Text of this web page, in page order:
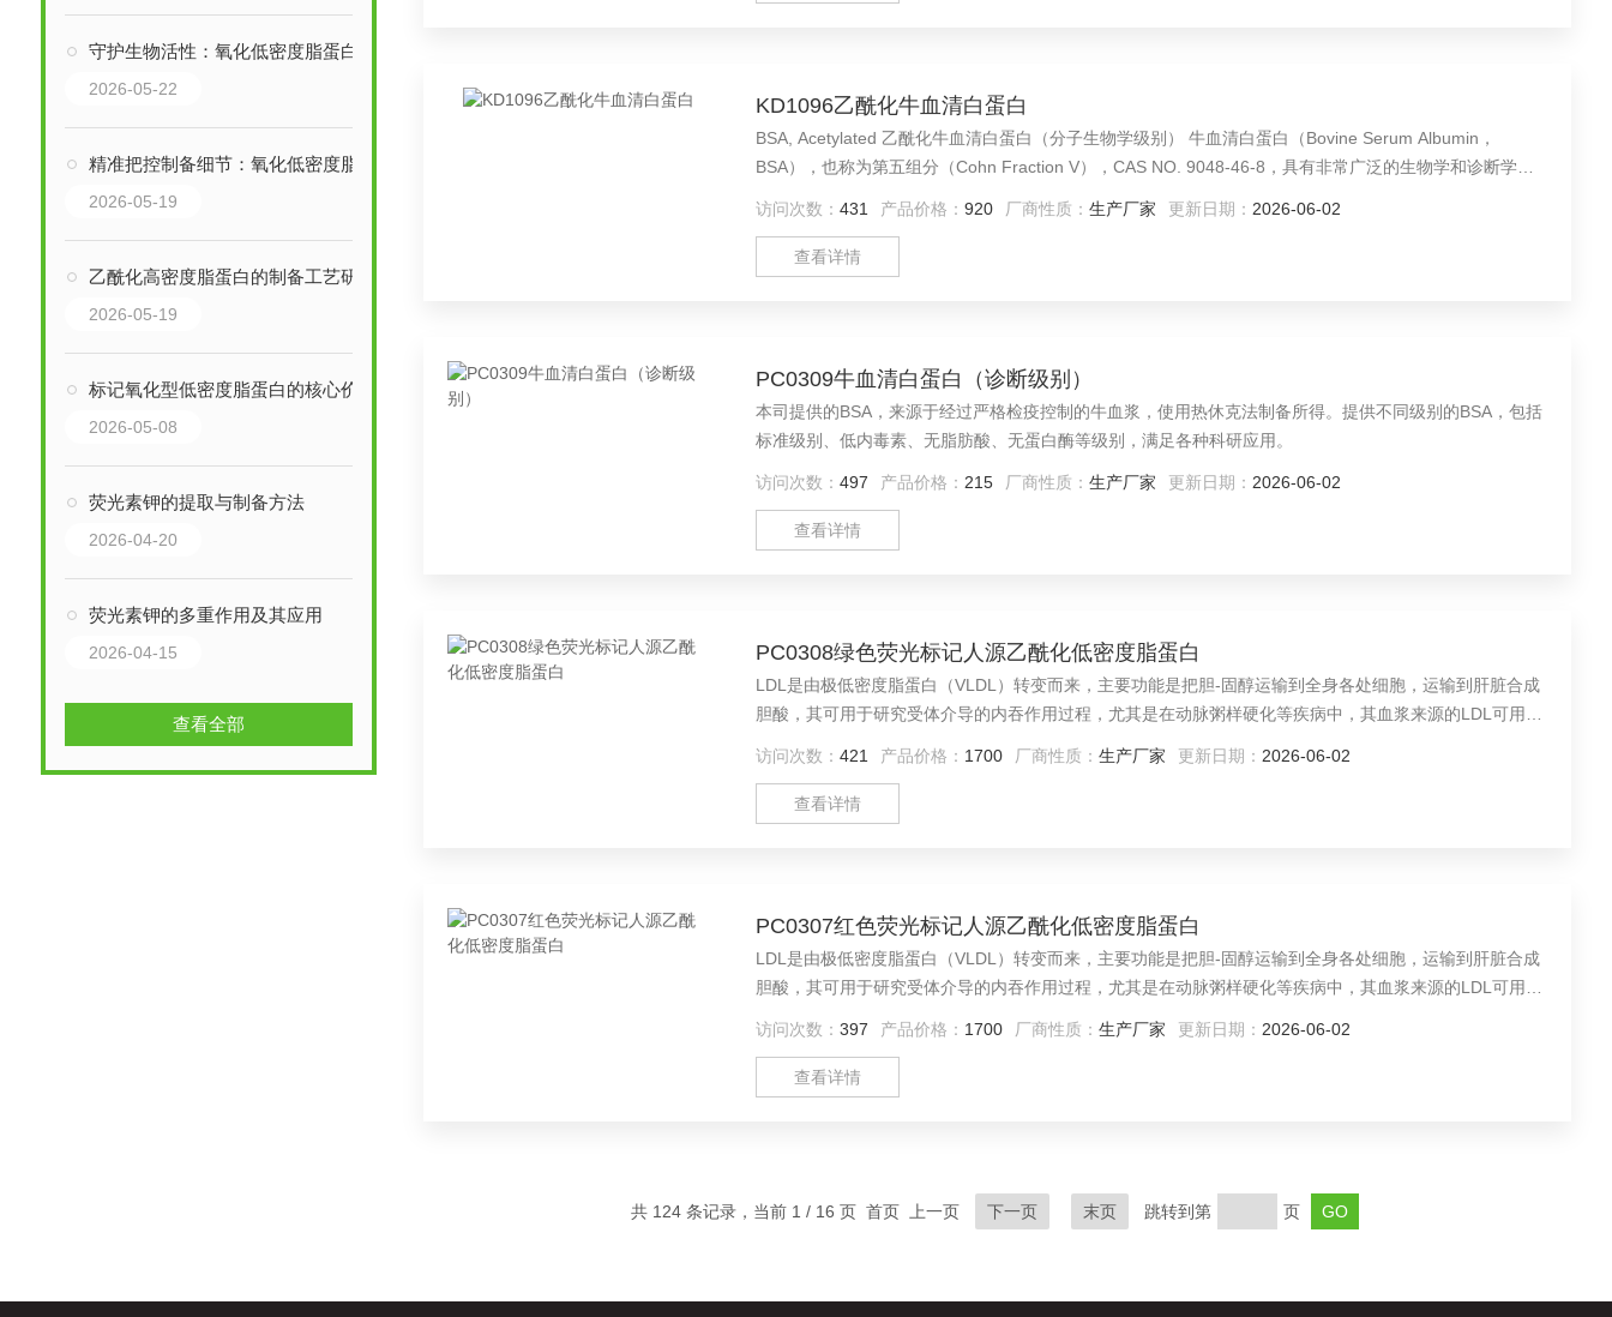
守护生物活性：氧化低密度脂蛋白的存放与质量维护要点
2026-05-22
精准把控制备细节：氧化低密度脂蛋白质量的关键
2026-05-19
乙酰化高密度脂蛋白的制备工艺研究进展
2026-05-19
标记氧化型低密度脂蛋白的核心价值与生命维持法则
2026-05-08
荧光素钾的提取与制备方法
2026-04-20
荧光素钾的多重作用及其应用
2026-04-15
查看全部
KD1096乙酰化牛血清白蛋白
BSA, Acetylated 乙酰化牛血清白蛋白（分子生物学级别） 牛血清白蛋白（Bovine Serum Albumin，
BSA），也称为第五组分（Cohn Fraction V），CAS NO. 9048-46-8，具有非常广泛的生物学和诊断学研
访问次数： 431 产品价格： 920 厂商性质： 生产厂家 更新日期： 2026-06-02
查看详情
PC0309牛血清白蛋白（诊断级别）
本司提供的BSA，来源于经过严格检疫控制的牛血浆，使用热休克法制备所得。提供不同级别的BSA，包括
标准级别、低内毒素、无脂肪酸、无蛋白酶等级别，满足各种科研应用。
访问次数： 497 产品价格： 215 厂商性质： 生产厂家 更新日期： 2026-06-02
查看详情
PC0308绿色荧光标记人源乙酰化低密度脂蛋白
LDL是由极低密度脂蛋白（VLDL）转变而来，主要功能是把胆-固醇运输到全身各处细胞，运输到肝脏合成
胆酸，其可用于研究受体介导的内吞作用过程，尤其是在动脉粥样硬化等疾病中，其血浆来源的LDL可用于
访问次数： 421 产品价格： 1700 厂商性质： 生产厂家 更新日期： 2026-06-02
查看详情
PC0307红色荧光标记人源乙酰化低密度脂蛋白
LDL是由极低密度脂蛋白（VLDL）转变而来，主要功能是把胆-固醇运输到全身各处细胞，运输到肝脏合成
胆酸，其可用于研究受体介导的内吞作用过程，尤其是在动脉粥样硬化等疾病中，其血浆来源的LDL可用于
访问次数： 397 产品价格： 1700 厂商性质： 生产厂家 更新日期： 2026-06-02
查看详情
共 124 条记录，当前 1 / 16 页 首页 上一页 下一页 末页 跳转到第 页